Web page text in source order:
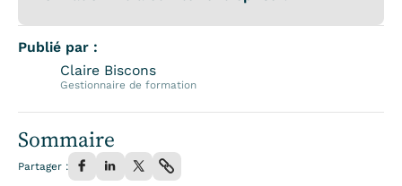
Sommaire
Partager :
Publié par :
Claire Biscons
Gestionnaire de formation